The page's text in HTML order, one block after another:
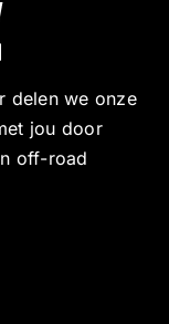
delen we onze
jou door
off-road